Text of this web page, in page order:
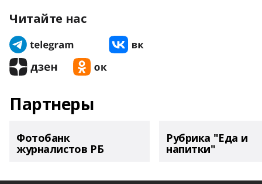
Читайте нас
Партнеры
Фотобанк
журналистов РБ
Рубрика "Еда и
напитки"